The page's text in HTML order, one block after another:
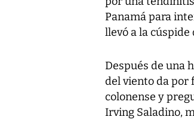
Panamá para
llevó a la
Después de una
del viento da por
colonense y
Irving Saladino,